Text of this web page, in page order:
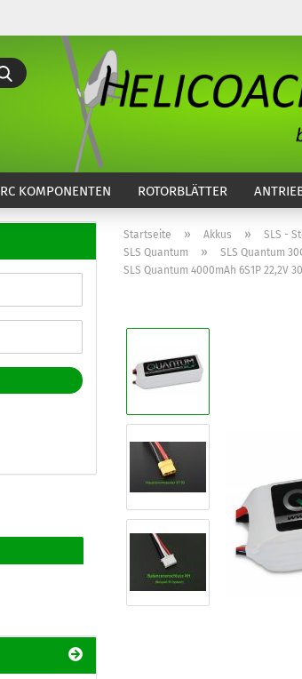
Suche...
RC KOMPONENTEN ROTORBLÄTTER
Startseite » Akkus » SLS -
SLS Quantum » SLS Quantum
SLS Quantum 4000mAh 6S1P 22,2V